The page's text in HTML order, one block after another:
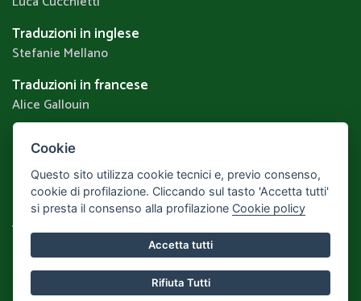
Traduzioni in inglese
Stefanie Mellano
Traduzioni in francese
Alice Gallouin
Privacy & Cookie Policy
Realizzato daLeonardo Web
Area Riservata
Torna alla Home
Cookie
Questo sito utilizza cookie tecnici e, previo consenso,
cookie di profilazione. Cliccando sul tasto 'Accetta tutti'
si presta il consenso alla profilazione Cookie policy
Accetta tutti
Rifiuta Tutti